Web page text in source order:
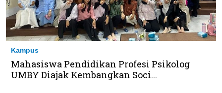
Kampus
Mahasiswa Pendidikan Profesi Psikolog
UMBY Diajak Kembangkan Soci...